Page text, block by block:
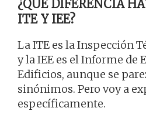
¿QUÉ DIFERENCIA
ITE Y IEE?
La ITE es la Inspección
y la IEE es el Informe de
Edificios, aunque se
sinónimos. Pero voy a
específicamente.